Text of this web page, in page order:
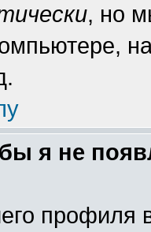
, но
я не